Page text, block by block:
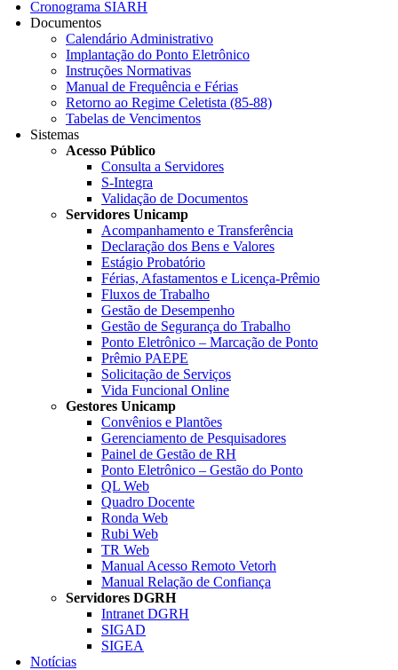
Cronograma SIARH
Documentos
Calendário Administrativo
Implantação do Ponto Eletrônico
Instruções Normativas
Manual de Frequência e Férias
Retorno ao Regime Celetista (85-88)
Tabelas de Vencimentos
Sistemas
Acesso Público
Consulta a Servidores
S-Integra
Validação de Documentos
Servidores Unicamp
Acompanhamento e Transferência
Declaração dos Bens e Valores
Estágio Probatório
Férias, Afastamentos e Licença-Prêmio
Fluxos de Trabalho
Gestão de Desempenho
Gestão de Segurança do Trabalho
Ponto Eletrônico – Marcação de Ponto
Prêmio PAEPE
Solicitação de Serviços
Vida Funcional Online
Gestores Unicamp
Convênios e Plantões
Gerenciamento de Pesquisadores
Painel de Gestão de RH
Ponto Eletrônico – Gestão do Ponto
QL Web
Quadro Docente
Ronda Web
Rubi Web
TR Web
Manual Acesso Remoto Vetorh
Manual Relação de Confiança
Servidores DGRH
Intranet DGRH
SIGAD
SIGEA
Notícias